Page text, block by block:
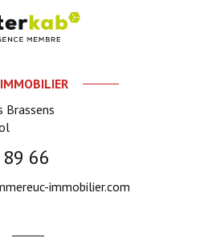
Brassens
66
immobilier.com